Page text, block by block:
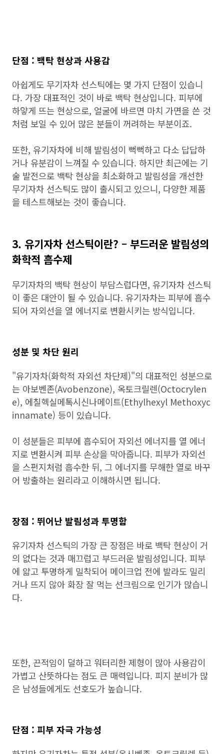
단점 : 백탁 현상과 사용감
아쉽게도 무기자차 선스틱에는 몇 가지 단점이 있습니
다. 가장 대표적인 것이 바로 백탁 현상입니다. 피부에
하얗게 뜨는 현상으로, 얼굴에 바르면 마치 가면을 쓴 것
처럼 보일 수 있어 많은 분들이 꺼려하는 부분이죠.
또한, 유기자차에 비해 발림성이 뻑뻑하고 다소 답답하
거나 유분감이 느껴질 수 있습니다. 하지만 최근에는 기
술 발전으로 백탁 현상을 최소화하고 발림성을 개선한
무기자차 선스틱도 많이 출시되고 있으니, 다양한 제품
을 테스트해보는 것이 좋습니다.
3. 유기자차 선스틱이란? – 부드러운 발림성의
화학적 흡수제
무기자차의 백탁 현상이 부담스럽다면, 유기자차 선스틱
이 좋은 대안이 될 수 있습니다. 유기자차는 피부에 흡수
되어 자외선을 열 에너지로 변환시키는 방식입니다.
성분 및 차단 원리
"유기자차(화학적 자외선 차단제)"의 대표적인 성분으로
는 아보벤존(Avobenzone), 옥토크릴렌(Octocrylen
e), 에칠헥실메톡시신나메이트(Ethylhexyl Methoxyc
innamate) 등이 있습니다.
이 성분들은 피부에 흡수되어 자외선 에너지를 열 에너
지로 변환시켜 피부 손상을 막아줍니다. 피부가 자외선
을 스펀지처럼 흡수한 뒤, 그 에너지를 무해한 열로 바꾸
어 방출하는 원리라고 이해하시면 됩니다.
장점 : 뛰어난 발림성과 투명함
유기자차 선스틱의 가장 큰 장점은 바로 백탁 현상이 거
의 없다는 것과 매끄럽고 부드러운 발림성입니다. 피부
에 얇고 투명하게 밀착되어 메이크업 전에 발라도 밀리
거나 뜨지 않아 화장 잘 먹는 선크림으로 인기가 많습니
다.
또한, 끈적임이 덜하고 워터리한 제형이 많아 사용감이
가볍고 산뜻하다는 점도 큰 매력입니다. 피지 분비가 많
은 남성들에게도 선호도가 높습니다.
단점 : 피부 자극 가능성